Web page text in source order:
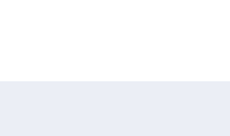
ความเห็นชอบจากพระเจ้า